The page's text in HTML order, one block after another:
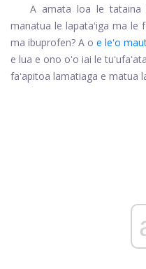
A amata loa le
manatua le lapataʻiga ma
ma ibuprofen? A o e leʻo
e lua e ono oʻo iai le
faʻapitoa lamatiaga e matua